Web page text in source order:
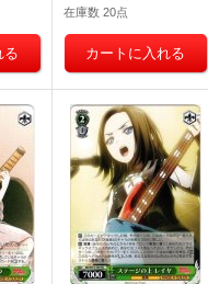
在庫数 20点